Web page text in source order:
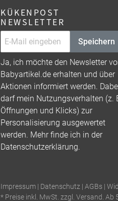
KÜKENPOST
NEWSLETTER
Speichern
Ja, ich möchte den Newsletter
Babyartikel.de erhalten und über
Aktionen informiert werden.
darf mein Nutzungsverhalten (z.
Öffnungen und Klicks) zur
Personalisierung ausgewertet
werden. Mehr finde ich in der
Datenschutzerklärung.
Impressum | Datenschutz | AGBs |
* Preise inkl. MwSt. zzgl. Versand.